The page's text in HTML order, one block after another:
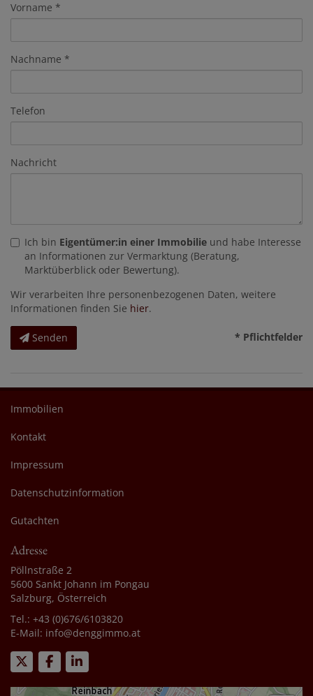
Vorname
Nachname
Telefon
Nachricht
Ich bin Eigentümer:in einer Immobilie und habe Interesse
an Informationen zur Vermarktung (Beratung,
Marktüberblick oder Bewertung).
Wir verarbeiten Ihre personenbezogenen Daten, weitere
Informationen finden Sie hier.
Senden * Pflichtfelder
Immobilien
Kontakt
Impressum
Datenschutzinformation
Gutachten
Adresse
Pöllnstraße 2
5600 Sankt Johann im Pongau
Salzburg, Österreich
Tel.: +43 (0)676/6103820
E-Mail: info@denggimmo.at